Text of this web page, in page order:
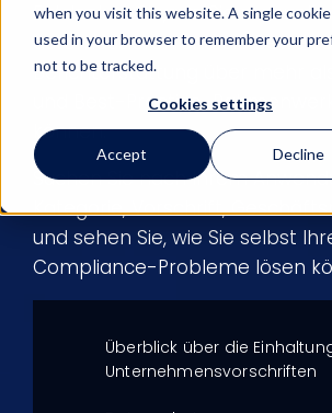
when you visit this website. A single
used in your browser to remember your
not to be tracked.
Cookies settings
Accept Decline
Entdecken Sie, wie Sie manuelle
automatisieren und die
Berichterstattung über mehr
und Best-Practice-
können.
Suchen Sie nach Ihrem
Kategorie, Vorschrift,
und sehen Sie, wie Sie selbst
Compliance-Probleme lösen
Überblick über die
Unternehmensvorschriften